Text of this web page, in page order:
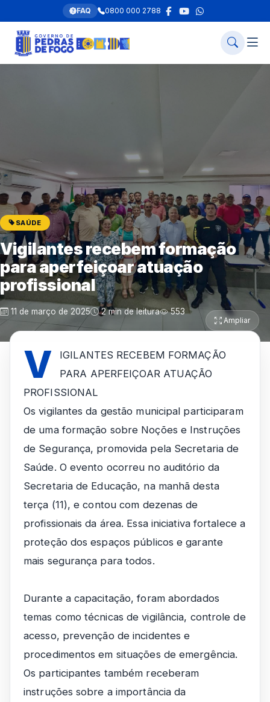
FAQ 0800 000 2788
SAÚDE
Vigilantes recebem formação
para aperfeiçoar atuação
profissional
11 de março de 2025 2 min de leitura 553
Ampliar
V
IGILANTES RECEBEM FORMAÇÃO
PARA APERFEIÇOAR ATUAÇÃO
PROFISSIONAL
Os vigilantes da gestão municipal participaram
de uma formação sobre Noções e Instruções
de Segurança, promovida pela Secretaria de
Saúde. O evento ocorreu no auditório da
Secretaria de Educação, na manhã desta
terça (11), e contou com dezenas de
profissionais da área. Essa iniciativa fortalece a
proteção dos espaços públicos e garante
mais segurança para todos.
Durante a capacitação, foram abordados
temas como técnicas de vigilância, controle de
acesso, prevenção de incidentes e
procedimentos em situações de emergência.
Os participantes também receberam
instruções sobre a importância da